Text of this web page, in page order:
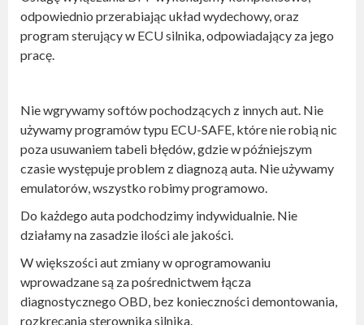
odpowiednio przerabiając układ wydechowy, oraz
program sterujący w ECU silnika, odpowiadający za jego
pracę.
Nie wgrywamy softów pochodzących z innych aut. Nie
używamy programów typu ECU-SAFE, które nie robią nic
poza usuwaniem tabeli błędów, gdzie w późniejszym
czasie występuje problem z diagnozą auta. Nie używamy
emulatorów, wszystko robimy programowo.
Do każdego auta podchodzimy indywidualnie. Nie
działamy na zasadzie ilości ale jakości.
W większości aut zmiany w oprogramowaniu
wprowadzane są za pośrednictwem łącza
diagnostycznego OBD, bez konieczności demontowania,
rozkręcania sterownika silnika.